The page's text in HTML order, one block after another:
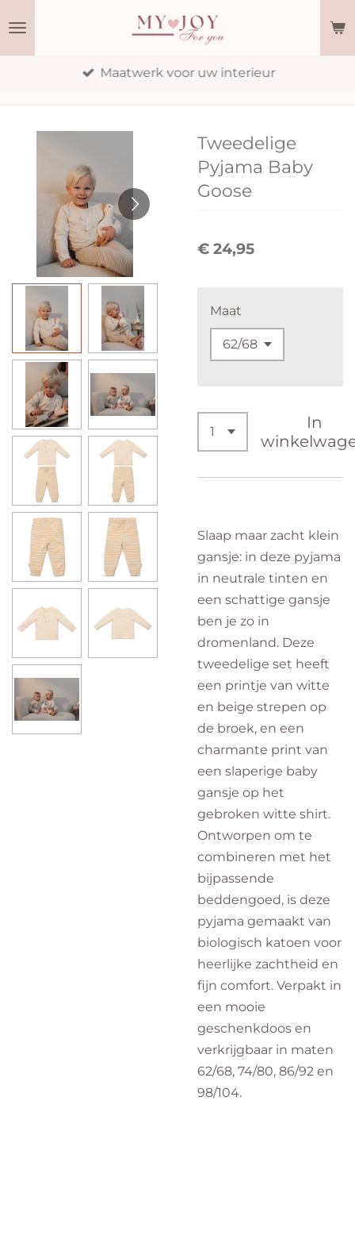
Maatwerk voor uw interieur
Tweedelige
Pyjama Baby
Goose
€ 24,95
Maat
In
Slaap maar zacht klein
gansje: in deze pyjama
in neutrale tinten en
een schattige gansje
ben je zo in
dromenland. Deze
tweedelige set heeft
een printje van witte
en beige strepen op
de broek, en een
charmante print van
een slaperige baby
gansje op het
gebroken witte shirt.
Ontworpen om te
combineren met het
bijpassende
beddengoed, is deze
pyjama gemaakt van
biologisch katoen voor
heerlijke zachtheid en
fijn comfort. Verpakt in
een mooie
geschenkdoos en
verkrijgbaar in maten
62/68, 74/80, 86/92 en
98/104.